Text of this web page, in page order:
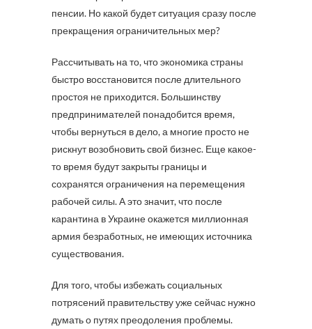
пенсии. Но какой будет ситуация сразу после
прекращения ограничительных мер?
Рассчитывать на то, что экономика страны
быстро восстановится после длительного
простоя не приходится. Большинству
предпринимателей понадобится время,
чтобы вернуться в дело, а многие просто не
рискнут возобновить свой бизнес. Еще какое-
то время будут закрыты границы и
сохранятся ограничения на перемещения
рабочей силы. А это значит, что после
карантина в Украине окажется миллионная
армия безработных, не имеющих источника
существования.
Для того, чтобы избежать социальных
потрясений правительству уже сейчас нужно
думать о путях преодоления проблемы.